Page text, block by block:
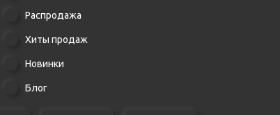
Распродажа
Хиты продаж
Новинки
Блог